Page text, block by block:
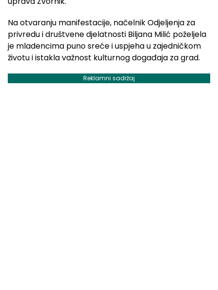
Na otvaranju manifestacije, načelnik Odjeljenja za
privredu i društvene djelatnosti Biljana Milić poželjela
je mladencima puno sreće i uspjeha u zajedničkom
životu i istakla važnost kulturnog događaja za grad.
Reklamni sadržaj